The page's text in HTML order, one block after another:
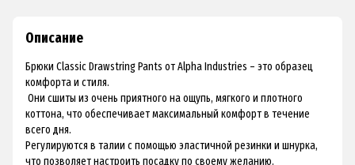
Описание
Брюки Classic Drawstring Pants от Alpha Industries – это образец
комфорта и стиля.
Они сшиты из очень приятного на ощупь, мягкого и плотного
коттона, что обеспечивает максимальный комфорт в течение
всего дня.
Регулируются в талии с помощью эластичной резинки и шнурка,
что позволяет настроить посадку по своему желанию.